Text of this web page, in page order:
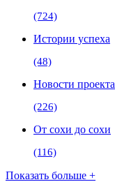
(724)
Истории успеха
(48)
Новости проекта
(226)
От сохи до сохи
(116)
Показать больше +